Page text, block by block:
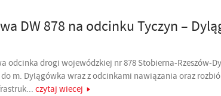
DW 878 na odcinku Tyczyn –
odcinka drogi wojewódzkiej nr 878 Stobierna-Rzeszów-
m. Dylągówka wraz z odcinkami nawiązania oraz
czytaj wiecej